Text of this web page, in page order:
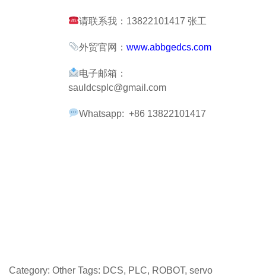
请联系我：13822101417 张工
外贸官网：www.abbgedcs.com
电子邮箱：
sauldcsplc@gmail.com
Whatsapp: +86 13822101417
Category: Other Tags: DCS, PLC, ROBOT, servo